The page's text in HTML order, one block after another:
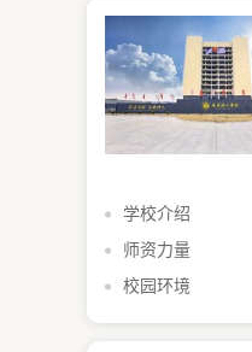
学校介绍
师资力量
校园环境